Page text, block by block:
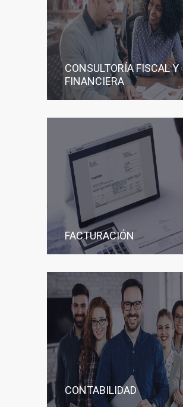
CONSULTORÍA FISCAL Y
FINANCIERA
FACTURACIÓN
CONTABILIDAD